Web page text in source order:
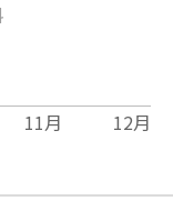
11月 12月